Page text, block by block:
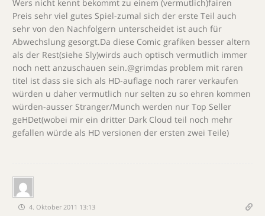
Wers nicht kennt bekommt zu einem (vermutlich)fairen
Preis sehr viel gutes Spiel-zumal sich der erste Teil auch
sehr von den Nachfolgern unterscheidet ist auch für
Abwechslung gesorgt.Da diese Comic grafiken besser altern
als der Rest(siehe Sly)wirds auch optisch vermutlich immer
noch nett anzuschauen sein.@grimdas problem mit raren
titel ist dass sie sich als HD-auflage noch rarer verkaufen
würden u daher vermutlich nur selten zu so ehren kommen
würden-ausser Stranger/Munch werden nur Top Seller
geHDet(wobei mir ein dritter Dark Cloud teil noch mehr
gefallen würde als HD versionen der ersten zwei Teile)
4. Oktober 2011 13:13